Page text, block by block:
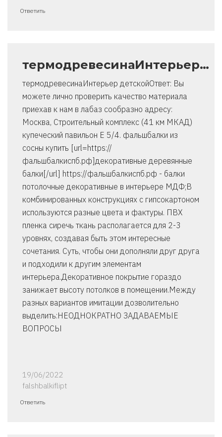
Ответить
термодревесинаИнтерьер…
термодревесинаИнтерьер детскойОтвет: Вы
можете лично проверить качество материала
приехав к нам в лабаз сообразно адресу:
Москва, Строительный комплекс (41 км МКАД)
купеческий павильон Е 5/4. фальшбалки из
сосны купить [url=https://
фальшбалкиспб.рф]декоративные деревянные
балки[/url] https://фальшбалкиспб.рф - балки
потолочные декоративные в интерьере МДФ;В
комбинированных конструкциях с гипсокартоном
используются разные цвета и фактуры. ПВХ
пленка сиречь ткань располагается для 2-3
уровнях, создавая быть этом интересные
сочетания. Суть, чтобы они дополняли друг друга
и подходили к другим элементам
интерьера.Декоративное покрытие гораздо
занижает высоту потолков в помещении.Между
разных вариантов имитации дозволительно
выделить:НЕОДНОКРАТНО ЗАДАВАЕМЫЕ
ВОПРОСЫ
19/06/2022
falshbalkiflipt
Ответить